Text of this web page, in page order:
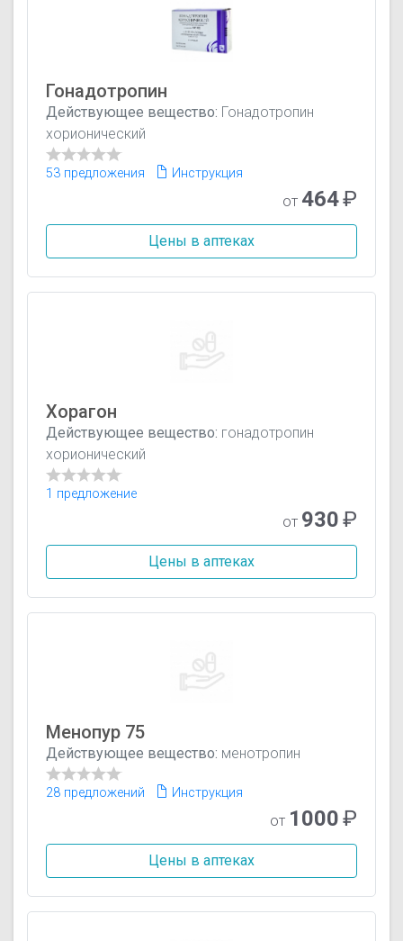
Гонадотропин
Действующее вещество: Гонадотропин
хорионический
53 предложения Инструкция
от 464₽
Цены в аптеках
Хорагон
Действующее вещество: гонадотропин
хорионический
1 предложение
от 930₽
Цены в аптеках
Менопур 75
Действующее вещество: менотропин
28 предложений Инструкция
от 1000₽
Цены в аптеках